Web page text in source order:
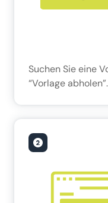
Suchen Sie eine
“Vorlage abholen”.